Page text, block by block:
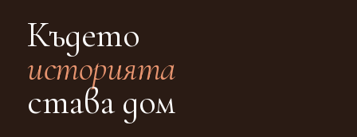
Където
историята
става дом